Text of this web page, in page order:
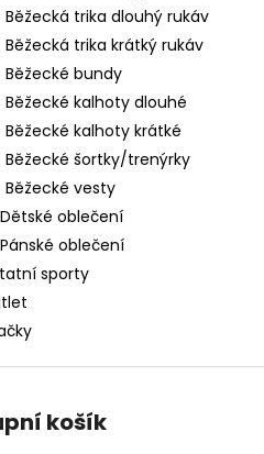
Běžecká trika dlouhý rukáv
Běžecká trika krátký rukáv
Běžecké bundy
Běžecké kalhoty dlouhé
Běžecké kalhoty krátké
Běžecké šortky/trenýrky
Běžecké vesty
Dětské oblečení
Pánské oblečení
sporty
košík